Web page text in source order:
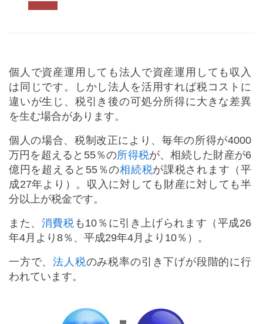
個人で資産運用しても法人で資産運用しても収入
は同じです。しかし法人を活用すれば税コストに
違いが生じ、税引き後の可処分所得に大きな差異
を生む場合があります。
個人の場合、税制改正により、毎年の所得が4000
万円を超えると55％の所得税が、相続した財産が6
億円を超えると55％の相続税が課税されます（平
成27年より）。収入に対しても財産に対しても半
分以上が税金です。
また、 消費税 も10％に引き上げられます（平成26
年4月より8％、平成29年4月より10％）。
一方で、法人税のみ税率の引き下げが段階的に行
われています。